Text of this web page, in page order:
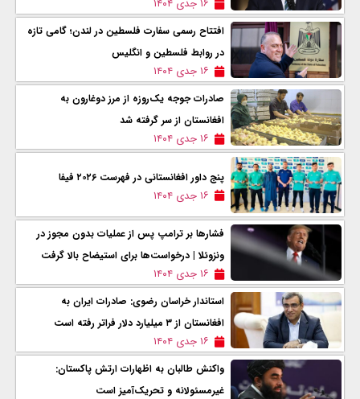
۱۶ جدی ۱۴۰۴
افتتاح رسمی سفارت فلسطین در لندن؛ گامی تازه
در روابط فلسطین و انگلیس
۱۶ جدی ۱۴۰۴
صادرات جوجه یک‌روزه از مرز دوغارون به
افغانستان از سر گرفته شد
۱۶ جدی ۱۴۰۴
پنج داور افغانستانی در فهرست ۲۰۲۶ فیفا
۱۶ جدی ۱۴۰۴
فشارها بر ترامپ پس از عملیات بدون مجوز در
ونزوئلا | درخواست‌ها برای استیضاح بالا گرفت
۱۶ جدی ۱۴۰۴
استاندار خراسان رضوی: صادرات ایران به
افغانستان از ۳ میلیارد دلار فراتر رفته است
۱۶ جدی ۱۴۰۴
واکنش طالبان به اظهارات ارتش پاکستان:
غیرمسئولانه و تحریک‌آمیز است